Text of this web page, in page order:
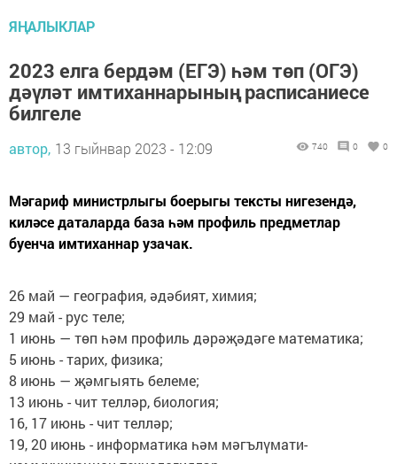
ЯҢАЛЫКЛАР
2023 елга бердәм (ЕГЭ) һәм төп (ОГЭ)
дәүләт имтиханнарының расписаниесе
билгеле
автор, 13 гыйнвар 2023 - 12:09 740 0 0
Мәгариф министрлыгы боерыгы тексты нигезендә,
киләсе даталарда база һәм профиль предметлар
буенча имтиханнар узачак.
26 май — география, әдәбият, химия;
29 май - рус теле;
1 июнь — төп һәм профиль дәрәҗәдәге математика;
5 июнь - тарих, физика;
8 июнь — җәмгыять белеме;
13 июнь - чит телләр, биология;
16, 17 июнь - чит телләр;
19, 20 июнь - информатика һәм мәгълүмати-